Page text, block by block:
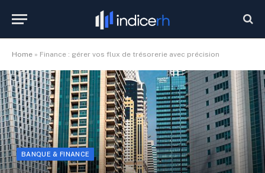
Home » Finance : gérer vos flux de trésorerie avec précision
BANQUE & FINANCE